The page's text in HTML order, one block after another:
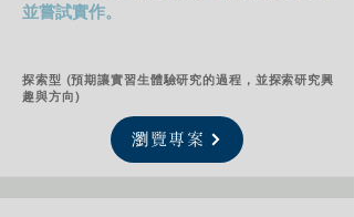
並嘗試實作。
探索型 (預期讓實習生體驗研究的過程，並探索研究興
趣與方向)
瀏覽專案